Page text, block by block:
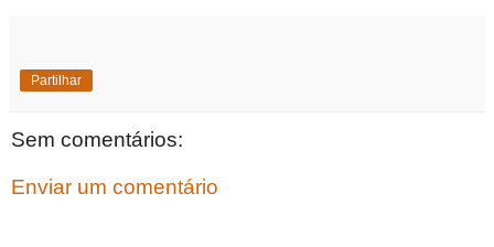
Partilhar
Sem comentários:
Enviar um comentário